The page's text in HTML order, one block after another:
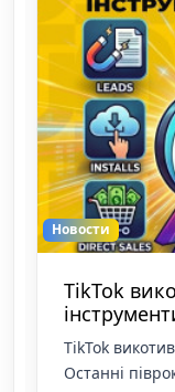
Новости
TikTok
TikTok
Останні